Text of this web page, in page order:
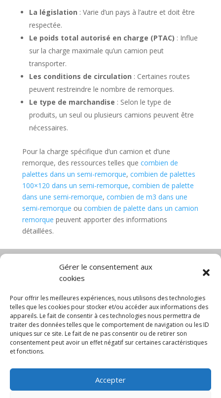
Gérer le consentement aux
cookies
Pour offrir les meilleures expériences, nous utilisons des technologies
telles que les cookies pour stocker et/ou accéder aux informations des
appareils. Le fait de consentir à ces technologies nous permettra de
traiter des données telles que le comportement de navigation ou les ID
uniques sur ce site. Le fait de ne pas consentir ou de retirer son
consentement peut avoir un effet négatif sur certaines caractéristiques
et fonctions.
Accepter
La législation : Varie d’un pays à l’autre et doit être
respectée.
Le poids total autorisé en charge (PTAC) : Influe
sur la charge maximale qu’un camion peut
transporter.
Les conditions de circulation : Certaines routes
peuvent restreindre le nombre de remorques.
Le type de marchandise : Selon le type de
produits, un seul ou plusieurs camions peuvent être
nécessaires.
Pour la charge spécifique d’un camion et d’une
remorque, des ressources telles que combien de
palettes dans un semi-remorque, combien de palettes
100×120 dans un semi-remorque, combien de palette
dans une semi-remorque, combien de m3 dans une
semi-remorque ou combien de palette dans un camion
remorque peuvent apporter des informations
détaillées.
Diable électrique
Chariot manutention
CGV
Mentions légales
Politique de confidentialité et protection des
données
Paiement sécurisé
Gérer mes cookies
© 2025 MNG SORARE. Tous droits réservés. Prix
affichés en euros et hors TVA. Site dédié aux